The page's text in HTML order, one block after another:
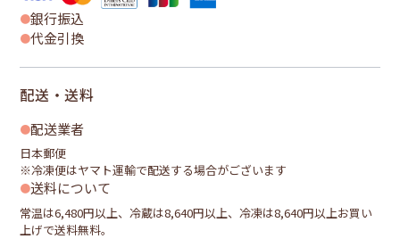
銀行振込
代金引換
配送・送料
配送業者
日本郵便
※冷凍便はヤマト運輸で配送する場合がございます
送料について
常温は6,480円以上、冷蔵は8,640円以上、冷凍は8,640円以上お買い
上げで送料無料。